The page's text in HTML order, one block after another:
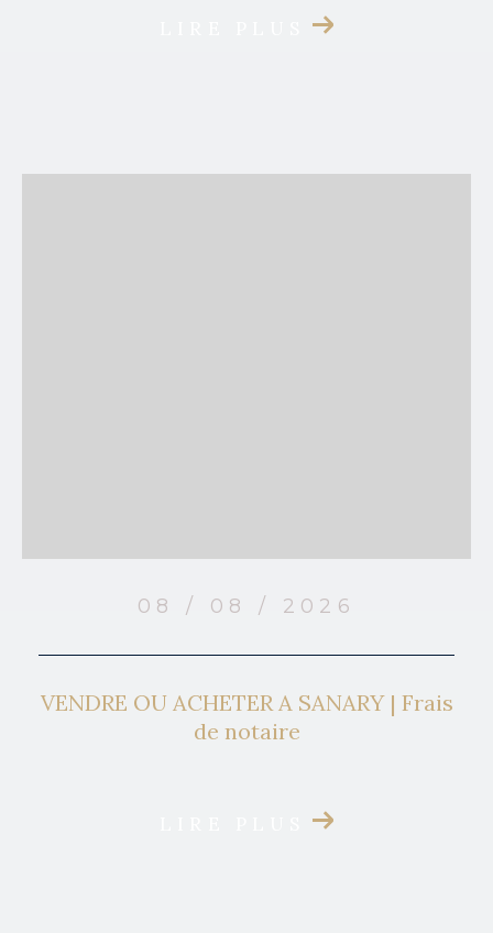
08 / 08 / 2026
VENDRE OU ACHETER A SANARY | Frais
de notaire